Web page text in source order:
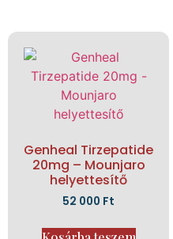
Genheal Tirzepatide
20mg – Mounjaro
helyettesítő
52 000 Ft